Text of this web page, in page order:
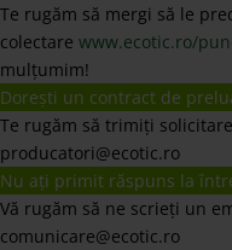
Te rugăm să mergi să le
colectare www.ecotic.ro/
mulțumim!
Dorești un contract de
Te rugăm să trimiți
producatori@ecotic.ro
Nu ați primit răspuns la
Vă rugăm să ne scrieți un
comunicare@ecotic.ro